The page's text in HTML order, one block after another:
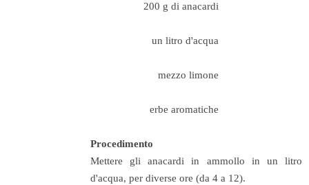
200 g di anacardi
un litro d'acqua
mezzo limone
erbe aromatiche
Procedimento
Mettere gli anacardi in ammollo in un litro
d'acqua, per diverse ore (da 4 a 12).